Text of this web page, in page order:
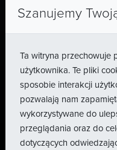
Szanujemy
Ta witryna przechowuje
użytkownika. Te pliki
sposobie interakcji
pozwalają nam
wykorzystywane do
przeglądania oraz do
dotyczących